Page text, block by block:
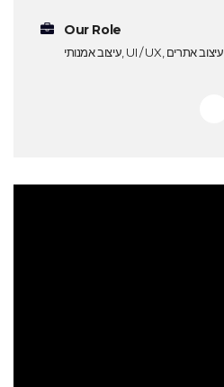
Our Role
עיצוב אמנותי, UI / UX, עיצוב אתרים